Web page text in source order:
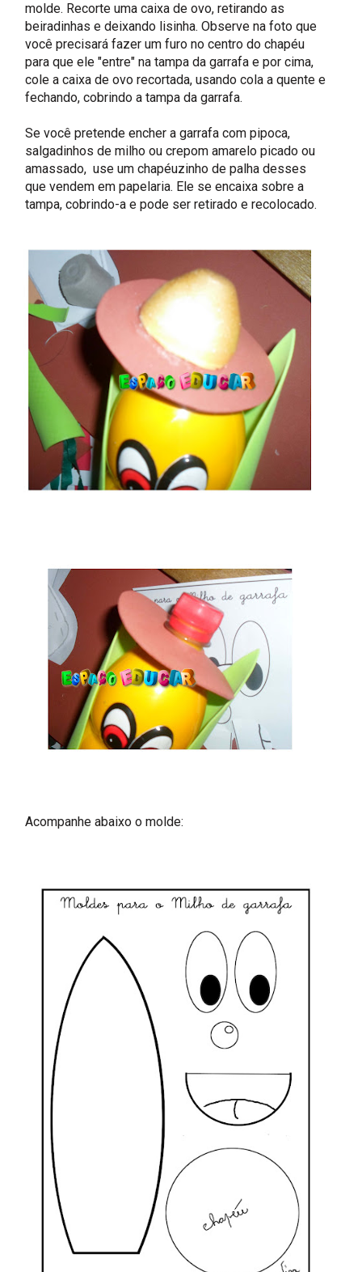
molde. Recorte uma caixa de ovo, retirando as
beiradinhas e deixando lisinha. Observe na foto que
você precisará fazer um furo no centro do chapéu
para que ele "entre" na tampa da garrafa e por cima,
cole a caixa de ovo recortada, usando cola a quente e
fechando, cobrindo a tampa da garrafa.
Se você pretende encher a garrafa com pipoca,
salgadinhos de milho ou crepom amarelo picado ou
amassado, use um chapéuzinho de palha desses
que vendem em papelaria. Ele se encaixa sobre a
tampa, cobrindo-a e pode ser retirado e recolocado.
Acompanhe abaixo o molde: